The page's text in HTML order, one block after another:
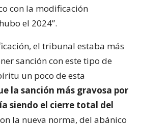
con la modificación
el 2024”.
el tribunal estaba más
sanción con este tipo de
un poco de esta
la sanción más gravosa por
siendo el cierre total del
la nueva norma, del abánico